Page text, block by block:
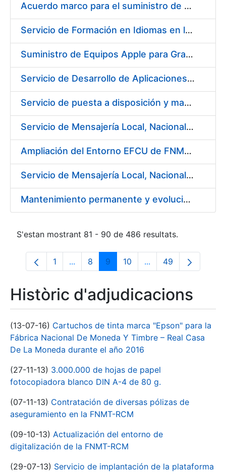
Acuerdo marco para el suministro de material de acero inoxidable
Servicio de Formación en Idiomas en la modalidad presencial
Suministro de Equipos Apple para Grabado Artístico de Moneda y Preimpresión
Servicio de Desarrollo de Aplicaciones con AppWorks
Servicio de puesta a disposición y mantenimiento de contenedores higiénicos, bacteriostáticos, ambientadores, columnas eliminadoras de olores y alfombras antideslizantes para la FNMT-RCM
Servicio de Mensajería Local, Nacional e Internacional que pueda necesitar la Fábrica Nacional de Moneda y Timbre - Real Casa de la Moneda
Ampliación del Entorno EFCU de FNMT-RCM
Servicio de Mensajería Local, Nacional e Internacional para la FNMT-RCM
Mantenimiento permanente y evolución del sistema de notificaciones y comunicaciones electrónicas
S'estan mostrant 81 - 90 de 486 resultats.
Pàgina
1 ...Pàgines intermèdies Utilitzeu TAB per
Pàgina
8 Pàgina
9 Pàgina
10 ...PàginesPàgina
49
Històric d'adjudicacions
(13-07-16) Cartuchos de tinta marca "Epson" para la
Fábrica Nacional De Moneda Y Timbre – Real Casa
De La Moneda durante el año 2016
(27-11-13) 3.000.000 de hojas de papel
fotocopiadora blanco DIN A-4 de 80 g.
(07-11-13) Contratación de diversas pólizas de
aseguramiento en la FNMT-RCM
(09-10-13) Actualización del entorno de
digitalización de la FNMT-RCM
(29-07-13) Servicio de implantación de la plataforma